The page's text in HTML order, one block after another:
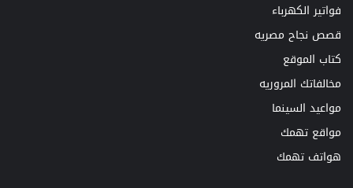
فواتير الكهرباء
قصص نجاح مصريه
كتاب الموقع
مخالفاتك المروريه
مواعيد السينما
مواقع تهمك
هواتف تهمك